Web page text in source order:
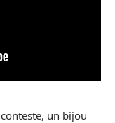
un bijou